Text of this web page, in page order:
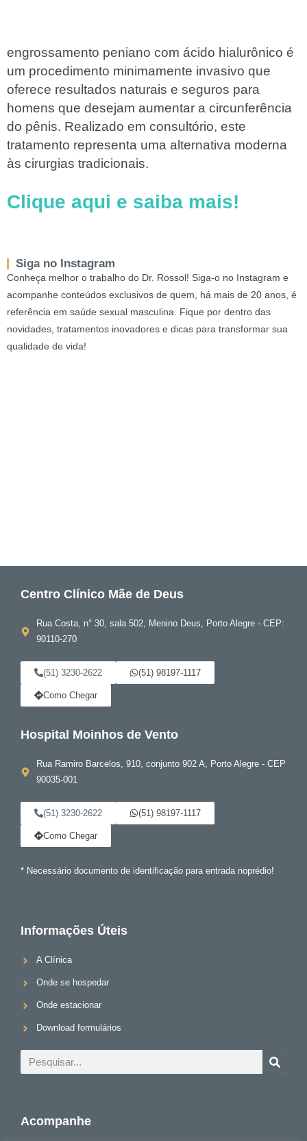
engrossamento peniano com ácido hialurônico é
um procedimento minimamente invasivo que
oferece resultados naturais e seguros para
homens que desejam aumentar a circunferência
do pênis. Realizado em consultório, este
tratamento representa uma alternativa moderna
às cirurgias tradicionais.
Clique aqui e saiba mais!
Siga no Instagram
Conheça melhor o trabalho do Dr. Rossol! Siga-o no Instagram e
acompanhe conteúdos exclusivos de quem, há mais de 20 anos, é
referência em saúde sexual masculina. Fique por dentro das
novidades, tratamentos inovadores e dicas para transformar sua
qualidade de vida!
Centro Clínico Mãe de Deus
Rua Costa, n° 30, sala 502, Menino Deus, Porto Alegre - CEP:
90110-270
(51) 3230-2622 (51) 98197-1117
Como Chegar
Hospital Moinhos de Vento
Rua Ramiro Barcelos, 910, conjunto 902 A, Porto Alegre - CEP
90035-001
(51) 3230-2622 (51) 98197-1117
Como Chegar
* Necessário documento de identificação para entrada noprédio!
Informações Úteis
A Clínica
Onde se hospedar
Onde estacionar
Download formulários
Acompanhe